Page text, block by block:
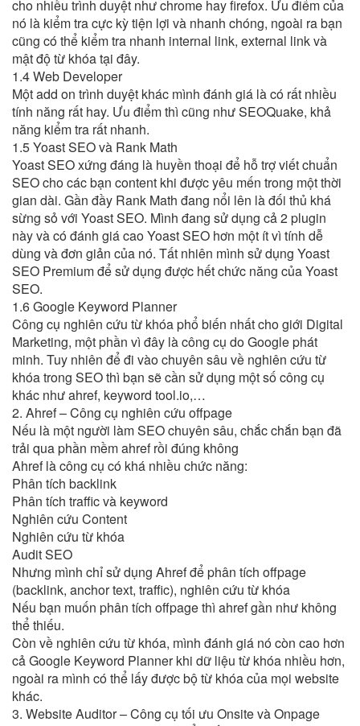
cho nhiều trình duyệt như chrome hay firefox. Ưu điểm của
nó là kiểm tra cực kỳ tiện lợi và nhanh chóng, ngoài ra bạn
cũng có thể kiểm tra nhanh internal link, external link và
mật độ từ khóa tại đây.
1.4 Web Developer
Một add on trình duyệt khác mình đánh giá là có rất nhiều
tính năng rất hay. Ưu điểm thì cũng như SEOQuake, khả
năng kiểm tra rất nhanh.
1.5 Yoast SEO và Rank Math
Yoast SEO xứng đáng là huyền thoại để hỗ trợ viết chuẩn
SEO cho các bạn content khi được yêu mến trong một thời
gian dài. Gần đầy Rank Math đang nổi lên là đối thủ khá
sừng sỏ với Yoast SEO. Mình đang sử dụng cả 2 plugin
này và có đánh giá cao Yoast SEO hơn một ít vì tính dễ
dùng và đơn giản của nó. Tất nhiên mình sử dụng Yoast
SEO Premium để sử dụng được hết chức năng của Yoast
SEO.
1.6 Google Keyword Planner
Công cụ nghiên cứu từ khóa phổ biến nhất cho giới Digital
Marketing, một phần vì đây là công cụ do Google phát
minh. Tuy nhiên để đi vào chuyên sâu về nghiên cứu từ
khóa trong SEO thì bạn sẽ cần sử dụng một số công cụ
khác như ahref, keyword tool.io,…
2. Ahref – Công cụ nghiên cứu offpage
Nếu là một người làm SEO chuyên sâu, chắc chắn bạn đã
trải qua phần mềm ahref rồi đúng không
Ahref là công cụ có khá nhiều chức năng:
Phân tích backlink
Phân tích traffic và keyword
Nghiên cứu Content
Nghiên cứu từ khóa
Audit SEO
Nhưng mình chỉ sử dụng Ahref để phân tích offpage
(backlink, anchor text, traffic), nghiên cứu từ khóa
Nếu bạn muốn phân tích offpage thì ahref gần như không
thể thiếu.
Còn về nghiên cứu từ khóa, mình đánh giá nó còn cao hơn
cả Google Keyword Planner khi dữ liệu từ khóa nhiều hơn,
ngoài ra mình có thể lấy được bộ từ khóa của mọi website
khác.
3. Website Auditor – Công cụ tối ưu Onsite và Onpage